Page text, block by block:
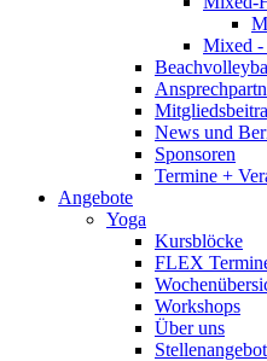
Mixed -
News und
Sponsoren
Termine +
Angebote
Yoga
Kursblöcke
FLEX
Workshops
Über uns
Stellenangebot